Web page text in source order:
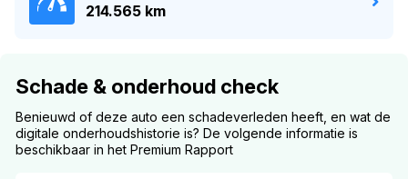
214.565 km
Schade & onderhoud check
Benieuwd of deze auto een schadeverleden heeft, en wat de
digitale onderhoudshistorie is? De volgende informatie is
beschikbaar in het Premium Rapport